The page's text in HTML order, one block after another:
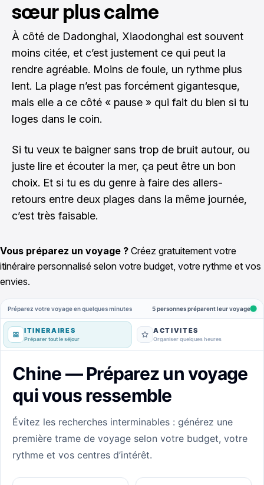
sœur plus calme
À côté de Dadonghai, Xiaodonghai est souvent
moins citée, et c’est justement ce qui peut la
rendre agréable. Moins de foule, un rythme plus
lent. La plage n’est pas forcément gigantesque,
mais elle a ce côté « pause » qui fait du bien si tu
loges dans le coin.
Si tu veux te baigner sans trop de bruit autour, ou
juste lire et écouter la mer, ça peut être un bon
choix. Et si tu es du genre à faire des allers-
retours entre deux plages dans la même journée,
c’est très faisable.
Vous préparez un voyage ? Créez gratuitement votre
itinéraire personnalisé selon votre budget, votre rythme et vos
envies.